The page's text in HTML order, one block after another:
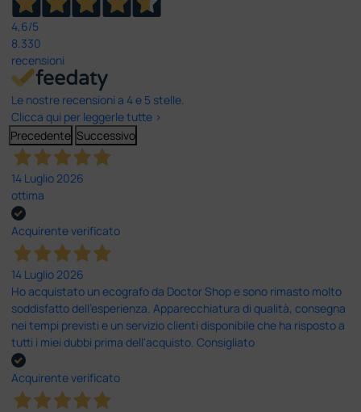
4,6/5
8.330
recensioni
Le nostre recensioni a 4 e 5 stelle.
Clicca qui per leggerle tutte >
Precedente Successivo
14 Luglio 2026
ottima
Acquirente verificato
14 Luglio 2026
Ho acquistato un ecografo da Doctor Shop e sono rimasto molto
soddisfatto dell'esperienza. Apparecchiatura di qualità, consegna
nei tempi previsti e un servizio clienti disponibile che ha risposto a
tutti i miei dubbi prima dell'acquisto. Consigliato
Acquirente verificato